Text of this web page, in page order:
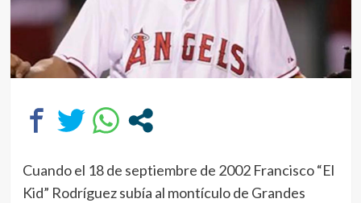
Cuando el 18 de septiembre de 2002 Francisco “El
Kid” Rodríguez subía al montículo de Grandes